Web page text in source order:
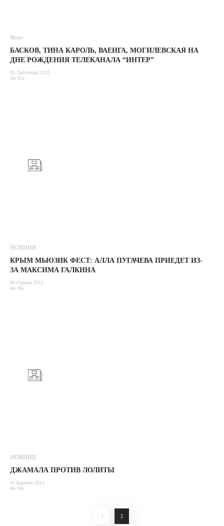
Фото
БАСКОВ, ТИНА КАРОЛЬ, ВАЕНГА, МОГИЛЕВСКАЯ НА
ДНЕ РОЖДЕНИЯ ТЕЛЕКАНАЛА “ИНТЕР”
02 Листопада 2012
Jey Ro
НОВИНИ
КРЫМ МЬЮЗИК ФЕСТ: АЛЛА ПУГАЧЕВА ПРИЕДЕТ ИЗ-
ЗА МАКСИМА ГАЛКИНА
06 Серпня 2012
Jey Ro
НОВИНИ
ДЖАМАЛА ПРОТИВ ЛОЛИТЫ
02 Березня 2012
Jey Ro
1 2